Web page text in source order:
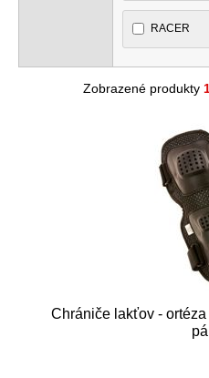
RACER
Zobrazené produkty
Chrániče lakťov -